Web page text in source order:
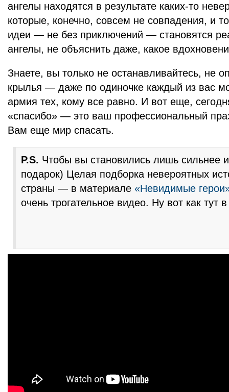
ангелы находятся в результате каких-то
которые, конечно, совсем не совпадения, и
идеи — не без приключений — становятся
ангелы, не объяснить даже, какое
Знаете, вы только не останавливайтесь, не
крылья — даже по одиночке каждый из вас
армия тех, кому все равно. И вот еще,
«спасибо» — это ваш профессиональный
Вам еще мир спасать.
P.S. Чтобы вы становились лишь сильнее
подарок) Целая подборка невероятных
страны — в материале «Невидимые
очень трогательное видео. Ну вот как тут